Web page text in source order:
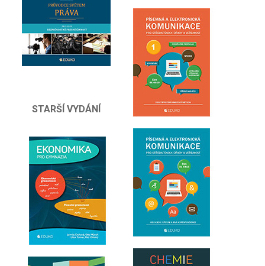
STARŠÍ VYDÁNÍ